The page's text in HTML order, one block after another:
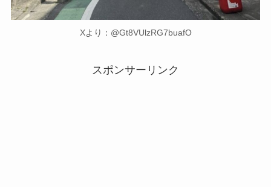
Xより：@Gt8VUlzRG7buafO
スポンサーリンク